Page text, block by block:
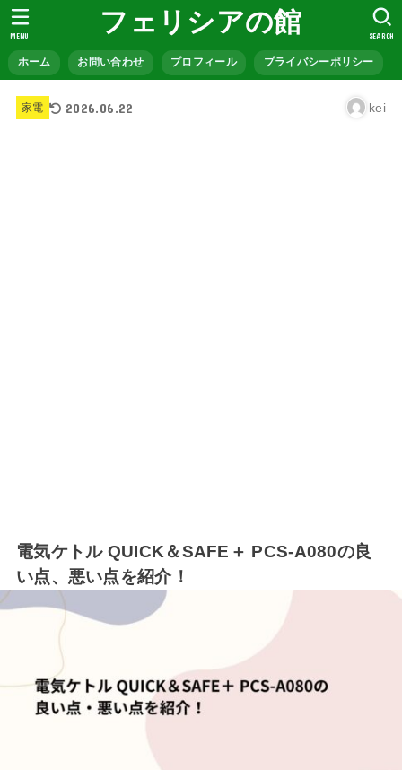
フェリシアの館
ホーム お問い合わせ プロフィール プライバシーポリシー
SEARCH
MENU
家電 2026.06.22 kei
電気ケトル QUICK＆SAFE＋ PCS-A080の良
い点、悪い点を紹介！